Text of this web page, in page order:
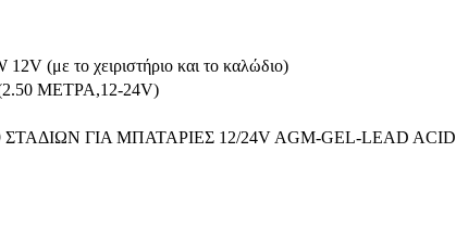
(με το χειριστήριο και το καλώδιο)
ΜΕΤΡΑ,12-24V)
ΓΙΑ ΜΠΑΤΑΡΙΕΣ 12/24V AGM-GEL-LEAD ACID